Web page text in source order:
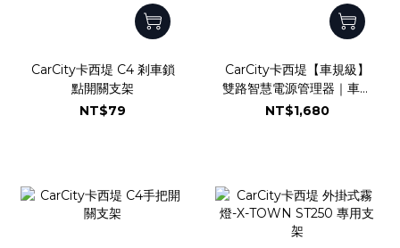
CarCity卡西堤 C4 剎車鎖
點開關支架
NT$79
CarCity卡西堤【車規級】
雙路智慧電源管理器｜車用
電源管理模組｜雙路輸出
NT$1,680